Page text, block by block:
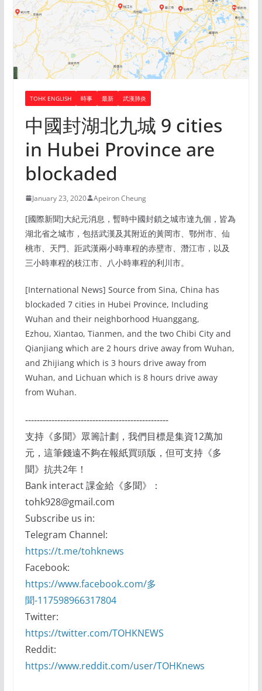
TOHK ENGLISH 時事 最新 武漢肺炎
中國封湖北九城 9 cities
in Hubei Province are
blockaded
January 23, 2020 Apeiron Cheung
[國際新聞]大紀元消息，暫時中國封鎖之城市達九個，皆為
湖北省之城市，包括武漢及其附近的黃岡市、鄂州市、仙
桃市、天門、距武漢兩小時車程的赤壁市、潛江市，以及
三小時車程的枝江市、八小時車程的利川市。
[International News] Source from Sina, China has
blockaded 7 cities in Hubei Province, Including
Wuhan and their neighborhood Huanggang,
Ezhou, Xiantao, Tianmen, and the two Chibi City and
Qianjiang which are 2 hours drive away from Wuhan,
and Zhijiang which is 3 hours drive away from
Wuhan, and Lichuan which is 8 hours drive away
from Wuhan.
-------------------------------------------------
支持《多聞》眾籌計劃，我們目標是集資12萬加
元，這筆錢遠不夠在報紙買頭版，但可支持《多
聞》抗共2年！
Bank interact 課金給《多聞》：
tohk928@gmail.com
Subscribe us in:
Telegram Channel:
https://t.me/tohknews
Facebook:
https://www.facebook.com/多
聞-117598966317804
Twitter:
https://twitter.com/TOHKNEWS
Reddit:
https://www.reddit.com/user/TOHKnews